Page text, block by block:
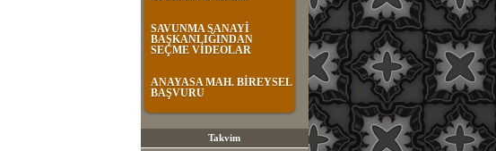
SAVUNMA SANAYİ
BAŞKANLIĞINDAN
SEÇME VİDEOLAR
ANAYASA MAH. BİREYSEL
BAŞVURU
Takvim